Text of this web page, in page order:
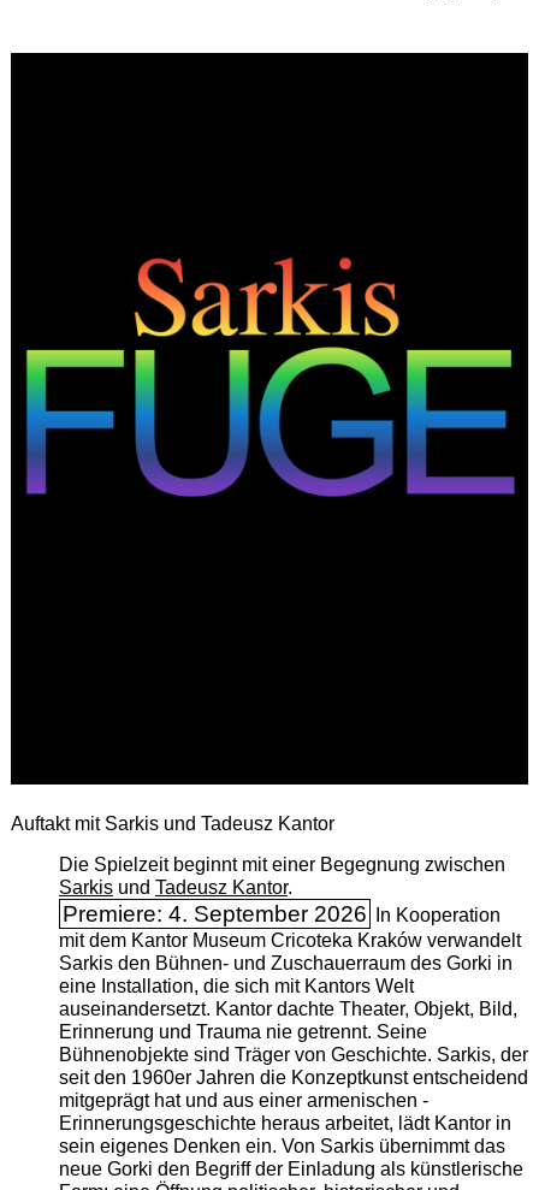
Auftakt mit Sarkis und Tadeusz Kantor
Die Spielzeit beginnt mit einer Begegnung zwischen
Sarkisund Tadeusz Kantor.
Premiere: 4. September 2026
In Kooperation
mit dem Kantor Museum Cricoteka Kraków verwandelt
Sarkis den Bühnen- und Zuschauerraum des Gorki in
eine Installation, die sich mit Kantors Welt
auseinandersetzt. Kantor dachte Theater, Objekt, Bild,
Erinnerung und Trauma nie getrennt. Seine
Bühnenobjekte sind Träger von Geschichte. Sarkis, der
seit den 1960er Jahren die Konzeptkunst entscheidend
mitgeprägt hat und aus einer armenischen ­
Erinnerungsgeschichte heraus arbeitet, lädt Kantor in
sein eigenes Denken ein. Von Sarkis übernimmt das
neue Gorki den Begriff der Einladung als künstlerische